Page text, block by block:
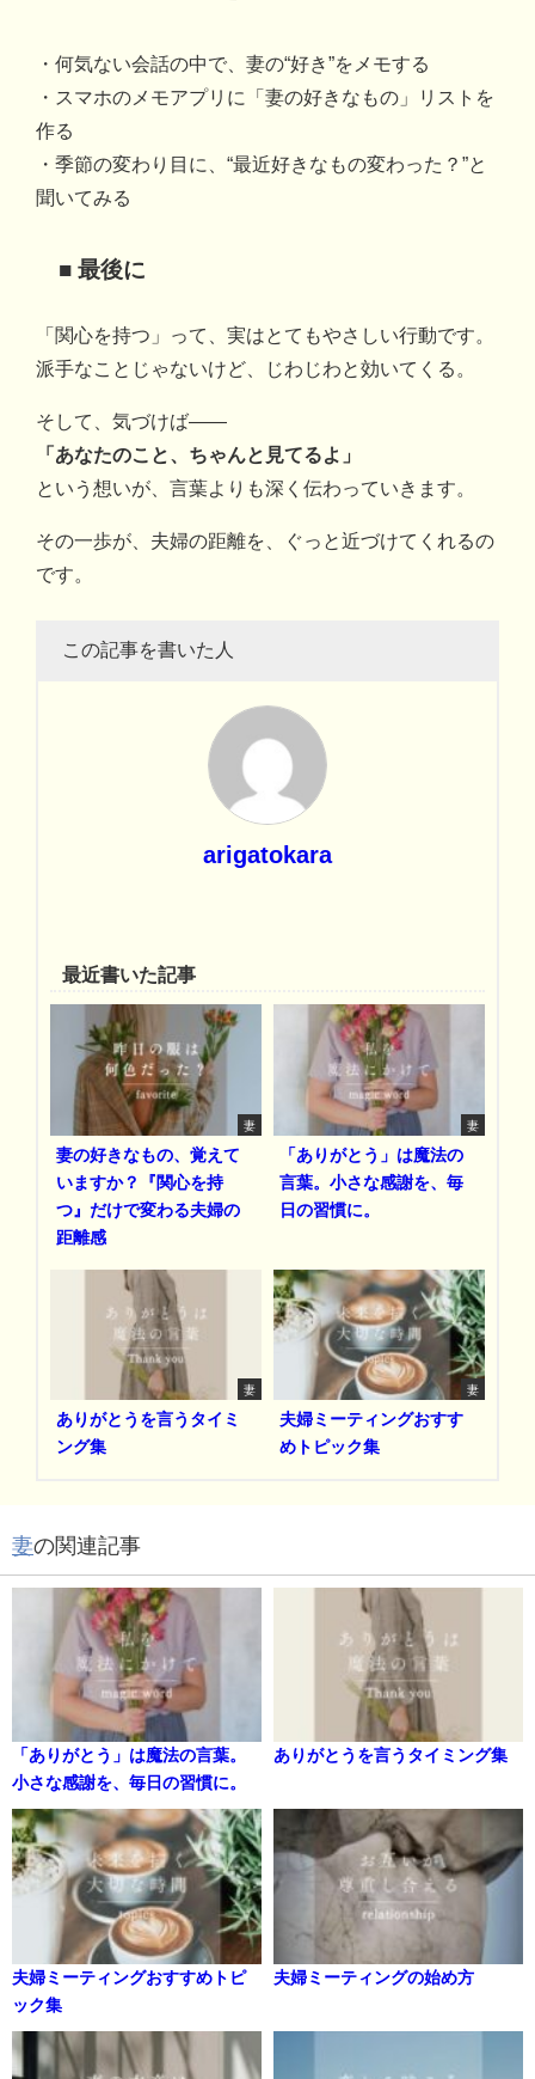
・何気ない会話の中で、妻の“好き”をメモする
・スマホのメモアプリに「妻の好きなもの」リストを
作る
・季節の変わり目に、“最近好きなもの変わった？”と
聞いてみる
■ 最後に
「関心を持つ」って、実はとてもやさしい行動です。
派手なことじゃないけど、じわじわと効いてくる。
そして、気づけば――
「あなたのこと、ちゃんと見てるよ」
という想いが、言葉よりも深く伝わっていきます。
その一歩が、夫婦の距離を、ぐっと近づけてくれるの
です。
この記事を書いた人
arigatokara
最近書いた記事
妻
妻の好きなもの、覚えて
いますか？『関心を持
つ』だけで変わる夫婦の
距離感
妻
「ありがとう」は魔法の
言葉。小さな感謝を、毎
日の習慣に。
妻
ありがとうを言うタイミ
ング集
妻
夫婦ミーティングおすす
めトピック集
妻の関連記事
「ありがとう」は魔法の言葉。
小さな感謝を、毎日の習慣に。
ありがとうを言うタイミング集
夫婦ミーティングおすすめトピ
ック集
夫婦ミーティングの始め方